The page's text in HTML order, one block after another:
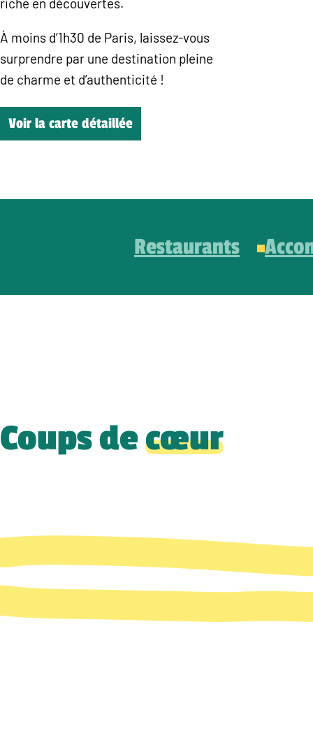
À moins d’1h30 de Paris, laissez-vous
surprendre par une destination pleine
de charme et d’authenticité !
Voir la carte détaillée
Restaurants
Coups decœur